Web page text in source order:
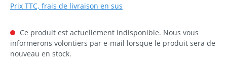
Prix TTC, frais de livraison en sus
Ce produit est actuellement indisponible. Nous vous
informerons volontiers par e-mail lorsque le produit sera de
nouveau en stock.